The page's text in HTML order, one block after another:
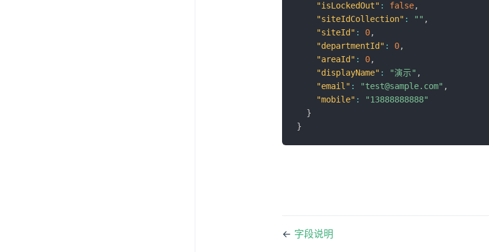
"isLockedOut" : false,
"siteIdCollection" : "" ,
"siteId" : 0,
"departmentId" : 0,
"areaId" : 0,
"displayName" : "演示" ,
"email" : "test@sample.com" ,
"mobile" :
"13888888888"
}
}
← 字段说明